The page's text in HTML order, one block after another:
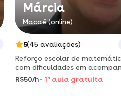
Márcia
Macaé (online)
5(45 avaliações)
Reforço escolar de
com dificuldades em
escola.
R$50/h 1 a aula gratuita